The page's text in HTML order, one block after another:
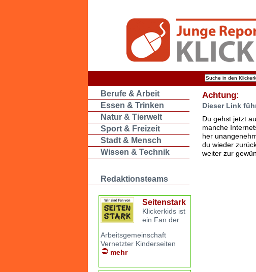
Berufe & Arbeit
Essen & Trinken
Natur & Tierwelt
Sport & Freizeit
Stadt & Mensch
Wissen & Technik
Redaktionsteams
Seitenstark
Klickerkids ist
ein Fan der
Arbeitsgemeinschaft
Vernetzter Kinderseiten
mehr
Achtung:
Dieser Link
Du gehst jetzt
manche
her
du wieder
weiter zur